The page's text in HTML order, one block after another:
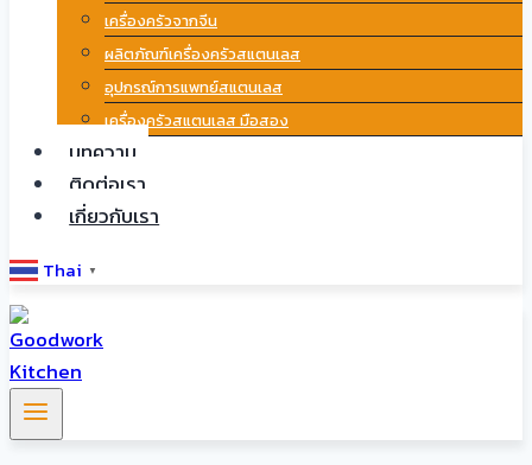
เครื่องครัวจากจีน
ผลิตภัณฑ์เครื่องครัวสแตนเลส
อุปกรณ์การแพทย์สแตนเลส
เครื่องครัวสแตนเลส มือสอง
บทความ
ติดต่อเรา
เกี่ยวกับเรา
Thai ▼